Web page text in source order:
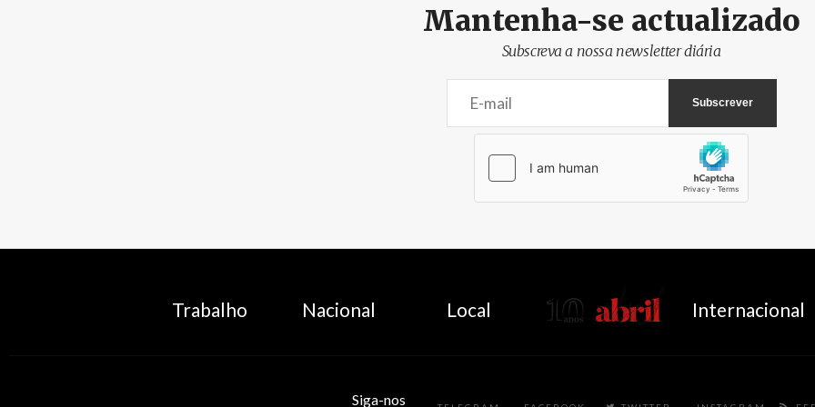
Mantenha-se actualizado
Subscreva a nossa newsletter diária
Trabalho Nacional Local AbrilAbril Internacional
Siga-nos